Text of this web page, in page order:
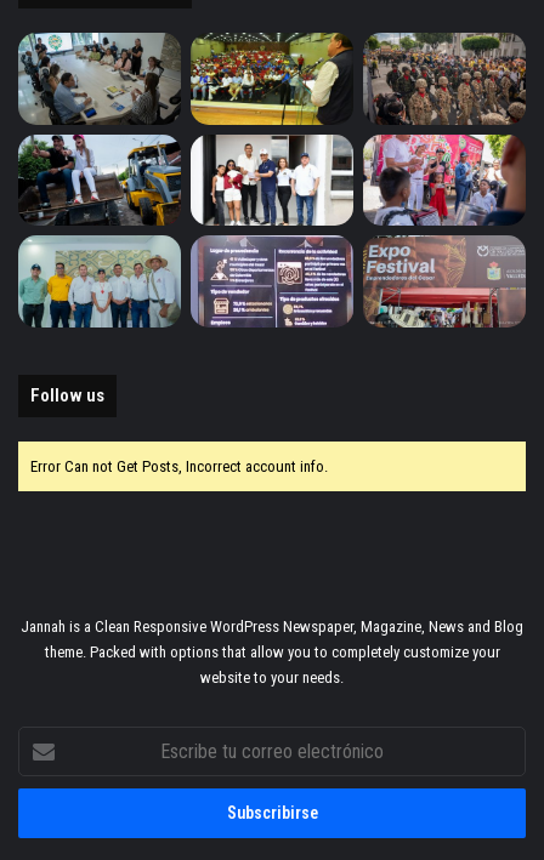
Follow us
Error Can not Get Posts, Incorrect account info.
Jannah is a Clean Responsive WordPress Newspaper, Magazine, News and Blog
theme. Packed with options that allow you to completely customize your
website to your needs.
correo